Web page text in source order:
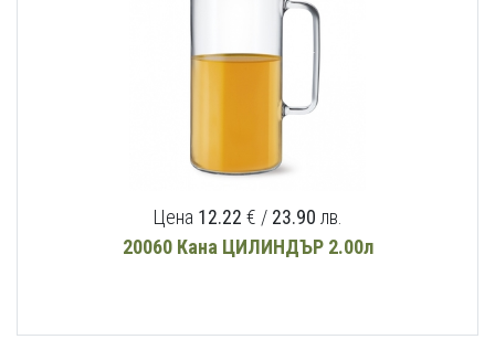
Цена 12.22 € / 23.90 лв.
20060 Кана ЦИЛИНДЪР 2.00л